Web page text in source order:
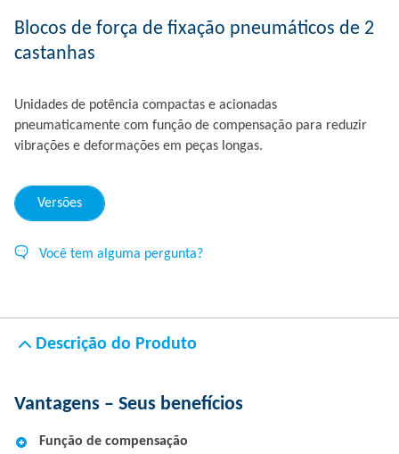
Blocos de força de fixação pneumáticos de 2
castanhas
Unidades de potência compactas e acionadas
pneumaticamente com função de compensação para reduzir
vibrações e deformações em peças longas.
Versões
Você tem alguma pergunta?
Descrição do Produto
Vantagens – Seus benefícios
Função de compensação